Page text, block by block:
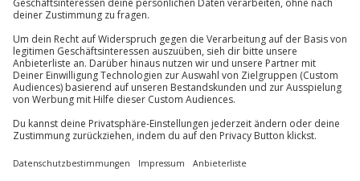
1 Begleitperson möglich (gegen Gebühr,
Mindestalter: 18 Jahre)
Du erreichst uns telefonisch zu folgenden Zeiten,
außer an bundesweiten Feiertagen:
Mo-Fr: 8-20 Uhr | Sa: 10-16 Uhr
Du möchtest als Firma bestellen?
Sichere Dir attraktive Firmenkunden Vorteile.